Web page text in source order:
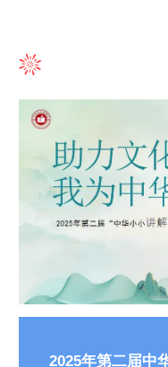
2025年第二届中